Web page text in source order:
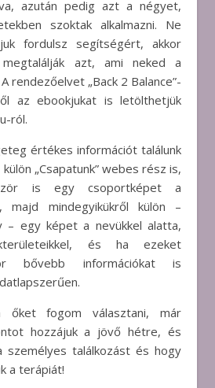
azután pedig azt a négyet,
szoktak alkalmazni. Ne
fordulsz segítségért, akkor
azt, ami neked a
rendezőelvet „Back 2 Balance”-
az ebookjukat is letölthetjük
ról.
értékes információt találunk
„Csapatunk” webes rész is,
is egy csoportképet a
majd mindegyikükről külön –
– egy képet a nevükkel alatta,
és ha ezeket
bővebb információkat is
őket fogom választani, már
hozzájuk a jövő hétre, és
személyes találkozást és hogy
a terápiát!